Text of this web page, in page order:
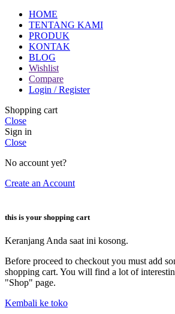
HOME
TENTANG KAMI
PRODUK
KONTAK
BLOG
Wishlist
Compare
Login / Register
Shopping cart
Close
Sign in
Close
No account yet?
Create an Account
this is your shopping cart
Keranjang Anda saat ini kosong.
Before proceed to checkout you must add
shopping cart. You will find a lot of
"Shop" page.
Kembali ke toko